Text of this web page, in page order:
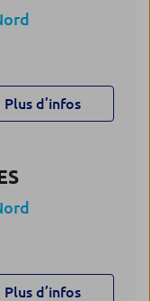
Plus d’infos
Plus d’infos